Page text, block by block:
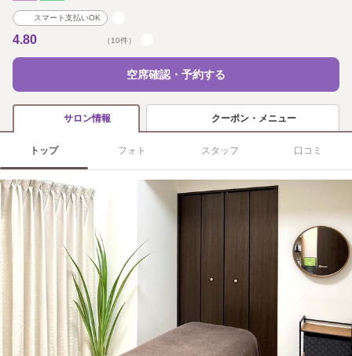
スマート支払いOK
4.80 （10件）
空席確認・予約する
サロン情報 クーポン・メニュー
トップ フォト スタッフ 口コミ